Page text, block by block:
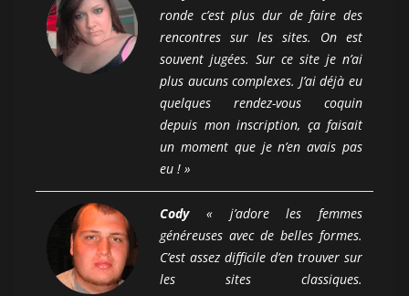
ronde c’est plus dur de faire des
rencontres sur les sites. On est
souvent jugées. Sur ce site je n’ai
plus aucuns complexes. J’ai déjà eu
quelques rendez-vous coquin
depuis mon inscription, ça faisait
un moment que je n’en avais pas
eu ! »
Cody « j’adore les femmes
généreuses avec de belles formes.
C’est assez difficile d’en trouver sur
les sites classiques.